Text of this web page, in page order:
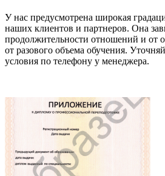
У нас предусмотрена широкая
наших клиентов и партнеров. Она
продолжительности отношений и от
от разового объема обучения.
условия по телефону у менеджера.